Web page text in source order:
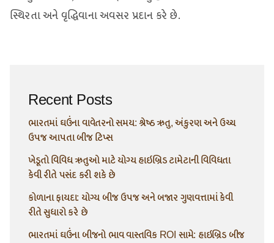
સ્થિરતા અને વૃદ્ધિવાના અવસર પ્રદાન કરે છે.
Recent Posts
ભારતમાં ઘઉંના વાવેતરનો સમય: શ્રેષ્ઠ ઋતુ, અંકુરણ અને ઉચ્ચ
ઉપજ આપતા બીજ ટિપ્સ
ખેડૂતો વિવિધ ઋતુઓ માટે યોગ્ય હાઇબ્રિડ ટામેટાની વિવિધતા
કેવી રીતે પસંદ કરી શકે છે
કોળાના ફાયદા: યોગ્ય બીજ ઉપજ અને બજાર ગુણવત્તામાં કેવી
રીતે સુધારો કરે છે
ભારતમાં ઘઉંના બીજનો ભાવ વાસ્તવિક ROI સામે: હાઇબ્રિડ બીજ